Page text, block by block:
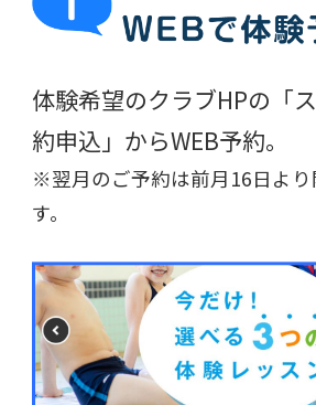
体験希望のクラブHPの 「
約申込」からWEB予約。
※翌月のご予約は前月16日より
す。